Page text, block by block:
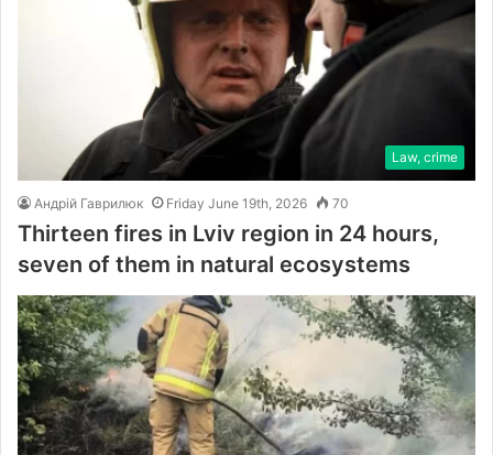
Law, crime
Андрій Гаврилюк Friday June 19th, 2026 70
Thirteen fires in Lviv region in 24 hours,
seven of them in natural ecosystems